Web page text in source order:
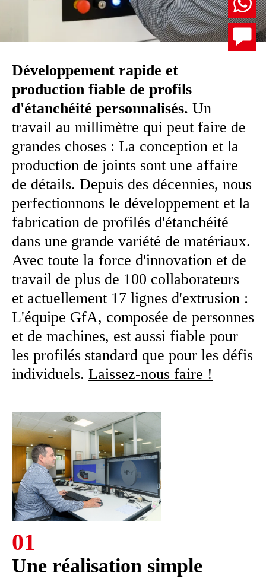
Développement rapide et
production fiable de profils
d'étanchéité personnalisés. Un
travail au millimètre qui peut faire de
grandes choses : La conception et la
production de joints sont une affaire
de détails. Depuis des décennies, nous
perfectionnons le développement et la
fabrication de profilés d'étanchéité
dans une grande variété de matériaux.
Avec toute la force d'innovation et de
travail de plus de 100 collaborateurs
et actuellement 17 lignes d'extrusion :
L'équipe GfA, composée de personnes
et de machines, est aussi fiable pour
les profilés standard que pour les défis
individuels. Laissez-nous faire !
01
Une réalisation simple